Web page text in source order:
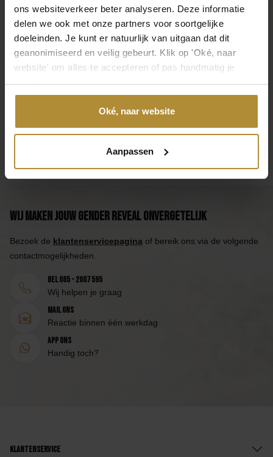
ons websiteverkeer beter analyseren. Deze informatie
delen we ook met onze partners voor soortgelijke
doeleinden. Je kunt er natuurlijk van uitgaan dat dit
geanonimiseerd en veilig gebeurt. Klik op 'Oké, naar
website' om alles te accepteren of pas handmatig je
voorkeuren aan.
Oké, naar website
Aanpassen
Gender Reveal Kraskaart
2,95
Gender Reveal Pick en Mix
39,95 2
Wij maken jouw Gender Reveal onvergetelijk
Bezoek de klantenservicepagina of bereik ons via de volgende
contactmogelijkheden.
Bel 085 - 2007 595
Wij helpen je graag
Mail ons
Reactie binnen één werkdag
App ons
Handig toch?
Klantenservice